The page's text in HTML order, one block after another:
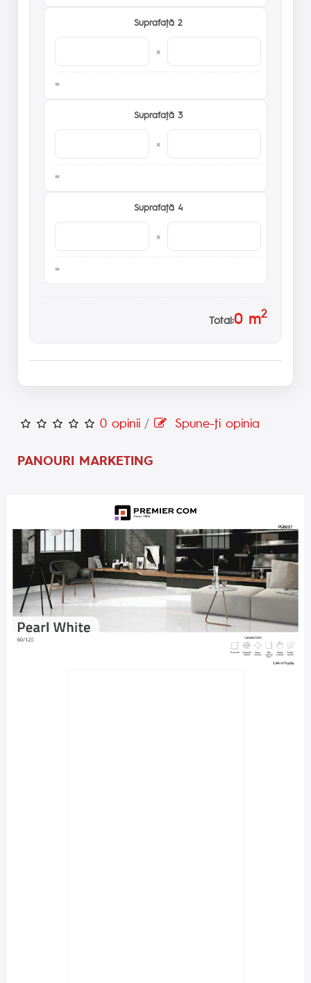
Suprafaţă 2
×
Suprafaţă 3
×
Suprafaţă 4
×
Total:0m2
0 opinii / Spune-ţi opinia
PANOURI MARKETING